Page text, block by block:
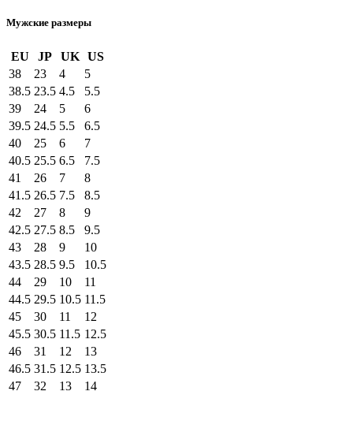
Мужские размеры
EU JP UK US
38
23 4
5
38.5 23.5 4.5
5.5
39
24 5
6
39.5 24.5 5.5
6.5
40
25 6
7
40.5 25.5 6.5
7.5
41
26 7
8
41.5 26.5 7.5
8.5
42
27 8
9
42.5 27.5 8.5
9.5
43
28 9
10
43.5 28.5 9.5
10.5
44
29 10
11
44.5 29.5 10.5 11.5
45
30 11
12
45.5 30.5 11.5 12.5
46
31 12
13
46.5 31.5 12.5 13.5
47
32 13 14